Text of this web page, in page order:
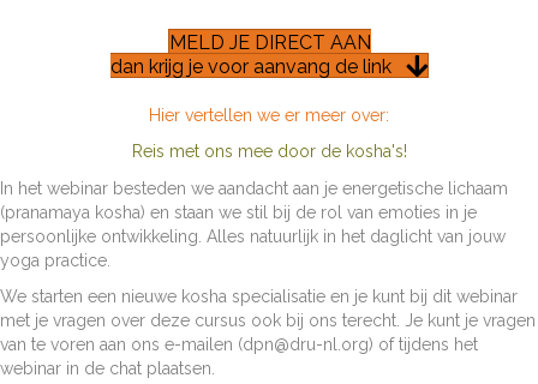
MELD JE DIRECT AAN
dan krijg je voor aanvang de link
Hier vertellen we er meer over:
Reis met ons mee door de kosha's!
In het webinar besteden we aandacht aan je energetische lichaam
(pranamaya kosha) en staan we stil bij de rol van emoties in je
persoonlijke ontwikkeling. Alles natuurlijk in het daglicht van jouw
yoga practice.
We starten een nieuwe kosha specialisatie en je kunt bij dit webinar
met je vragen over deze cursus ook bij ons terecht. Je kunt je vragen
van te voren aan ons e-mailen (dpn@dru-nl.org) of tijdens het
webinar in de chat plaatsen.